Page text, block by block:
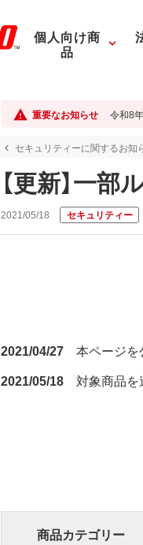
個人向け商
品
重要なお知らせ 令和8
セキュリティーに関するお知
【更新】一
2021/05/18 セキュリティー
2021/04/27
本ページを
2021/05/18
対象商品を
商品カテゴリー